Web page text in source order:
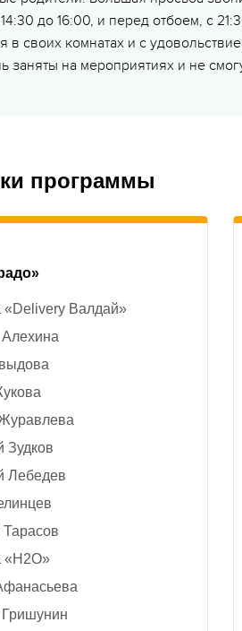
до 16:00, и перед отбоем, с
в своих комнатах и с
заняты на мероприятиях и не
программы
«Delivery Валдай»
Зудков
Лебедев
«H2O»